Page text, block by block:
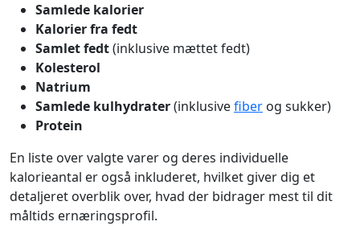
Samlede kalorier
Kalorier fra fedt
Samlet fedt(inklusive mættet fedt)
Kolesterol
Natrium
Samlede kulhydrater(inklusivefiber og sukker)
Protein
En liste over valgte varer og deres individuelle
kalorieantal er også inkluderet, hvilket giver dig et
detaljeret overblik over, hvad der bidrager mest til dit
måltids ernæringsprofil.